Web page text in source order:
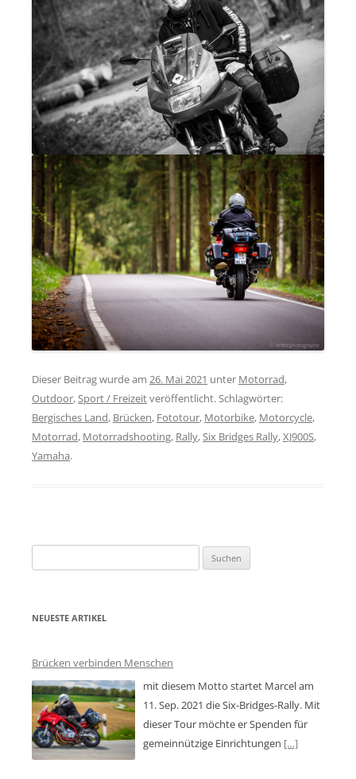
Dieser Beitrag wurde am 26. Mai 2021 unter Motorrad,
Outdoor,Sport / Freizeitveröffentlicht. Schlagwörter:
Bergisches Land, Brücken, Fototour, Motorbike, Motorcycle,
Motorrad, Motorradshooting, Rally,Six Bridges Rally,XJ900S,
Yamaha.
nach:
NEUESTE ARTIKEL
Brücken verbinden Menschen
mit diesem Motto startet Marcel am
11. Sep. 2021 die Six-Bridges-Rally. Mit
dieser Tour möchte er Spenden für
gemeinnützige Einrichtungen […]